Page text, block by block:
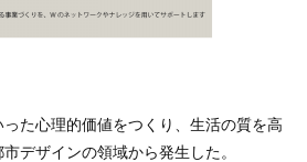
た心理的価値をつくり、生活の質を高
デザインの領域から発生した。